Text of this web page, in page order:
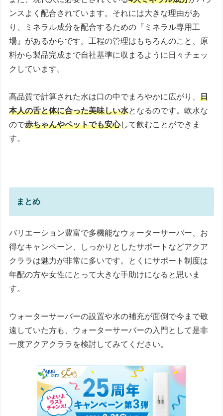
ンスよく配合されています。それには大きな理由があ
り、ミネラル成分を配合するための『ミネラル専用工
場』があるからです。工程の管理はもちろんのこと、原
料から製品完成まで自社基準に収まるように日々チェッ
クしています。
高品質で計算された水は口の中でまろやかに広がり、日
本人の舌と体に合った美味しい水となるのです。軟水な
ので赤ちゃんやペットでも安心して飲むことができま
す。
まとめ
バリエーション豊富で多機能なウォーターサーバー、お
得なキャンペーン、しっかりとしたサポートなどアクア
クララは魅力が非常に多いです。とくにサポート制度は
年配の方や女性にとって大きな手助けになると思いま
す。
ウォーターサーバーの設置や水の補充が面倒で今まで敬
遠していた方も、ウォーターサーバーの入門として是非
一度アクアクララを検討してみてください。